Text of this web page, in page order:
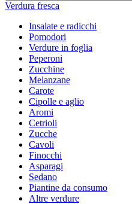
Verdura fresca
Insalate e radicchi
Pomodori
Verdure in foglia
Peperoni
Zucchine
Melanzane
Carote
Cipolle e aglio
Aromi
Cetrioli
Zucche
Cavoli
Finocchi
Asparagi
Sedano
Piantine da consumo
Altre verdure